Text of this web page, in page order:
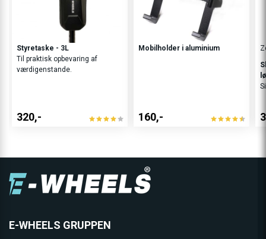
Styretaske - 3L
Til praktisk opbevaring af
værdigenstande.
320,-
Mobilholder i aluminium
160,-
E-WHEELS GRUPPEN